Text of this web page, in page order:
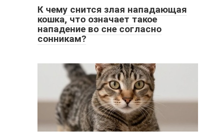
К чему снится злая нападающая
кошка, что означает такое
нападение во сне согласно
сонникам?